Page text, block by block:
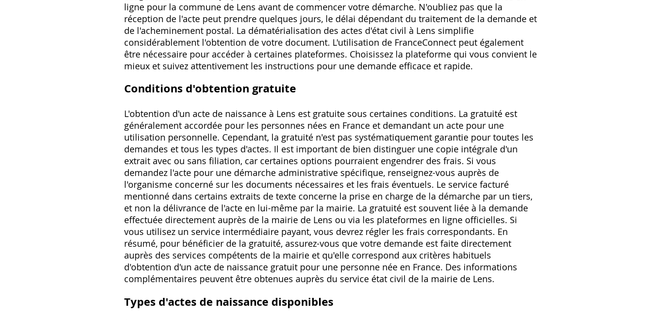
ligne pour la commune de Lens avant de commencer votre démarche. N'oubliez pas que la
réception de l'acte peut prendre quelques jours, le délai dépendant du traitement de la demande et
de l'acheminement postal. La dématérialisation des actes d'état civil à Lens simplifie
considérablement l'obtention de votre document. L'utilisation de FranceConnect peut également
être nécessaire pour accéder à certaines plateformes. Choisissez la plateforme qui vous convient le
mieux et suivez attentivement les instructions pour une demande efficace et rapide.
Conditions d'obtention gratuite
L'obtention d'un acte de naissance à Lens est gratuite sous certaines conditions. La gratuité est
généralement accordée pour les personnes nées en France et demandant un acte pour une
utilisation personnelle. Cependant, la gratuité n'est pas systématiquement garantie pour toutes les
demandes et tous les types d'actes. Il est important de bien distinguer une copie intégrale d'un
extrait avec ou sans filiation, car certaines options pourraient engendrer des frais. Si vous
demandez l'acte pour une démarche administrative spécifique, renseignez-vous auprès de
l'organisme concerné sur les documents nécessaires et les frais éventuels. Le service facturé
mentionné dans certains extraits de texte concerne la prise en charge de la démarche par un tiers,
et non la délivrance de l'acte en lui-même par la mairie. La gratuité est souvent liée à la demande
effectuée directement auprès de la mairie de Lens ou via les plateformes en ligne officielles. Si
vous utilisez un service intermédiaire payant, vous devrez régler les frais correspondants. En
résumé, pour bénéficier de la gratuité, assurez-vous que votre demande est faite directement
auprès des services compétents de la mairie et qu'elle correspond aux critères habituels
d'obtention d'un acte de naissance gratuit pour une personne née en France. Des informations
complémentaires peuvent être obtenues auprès du service état civil de la mairie de Lens.
Types d'actes de naissance disponibles